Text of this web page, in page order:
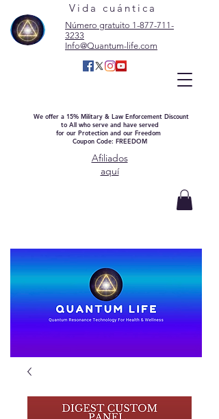
Vida cuántica
Número gratuito 1-877-711-
3233
Info@Quantum-life.com
We offer a 15% Military & Law Enforcement Discount
to All who serve and have served
for our Protection and our Freedom
Coupon Code: FREEDOM
Afiliados
aquí